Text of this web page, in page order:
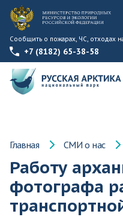
Сообщить о пожарах, ЧС, отходах
+7 (8182) 65-38-58
Главная СМИ о нас
Работу
фотографа